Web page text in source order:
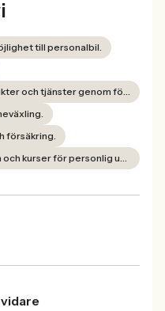
till personalbil.
Rabatterade priser på produkter och tjänster genom förmånsportal.
försäkring.
Strukturerad utvecklingsplan och kurser för personlig utveckling.